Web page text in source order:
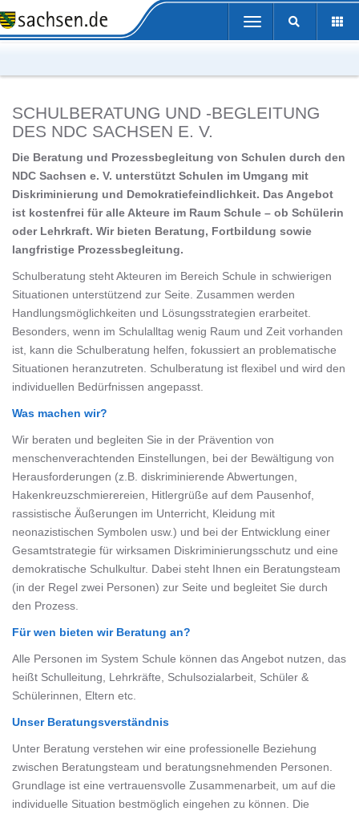
Portalübergreifende
Navigation
Toggle
navigation
SCHULBERATUNG UND -BEGLEITUNG
DES NDC SACHSEN E. V.
Die Beratung und Prozessbegleitung von Schulen durch den
NDC Sachsen e. V. unterstützt Schulen im Umgang mit
Diskriminierung und Demokratiefeindlichkeit. Das Angebot
ist kostenfrei für alle Akteure im Raum Schule – ob Schülerin
oder Lehrkraft. Wir bieten Beratung, Fortbildung sowie
langfristige Prozessbegleitung.
Schulberatung steht Akteuren im Bereich Schule in schwierigen
Situationen unterstützend zur Seite. Zusammen werden
Handlungsmöglichkeiten und Lösungsstrategien erarbeitet.
Besonders, wenn im Schulalltag wenig Raum und Zeit vorhanden
ist, kann die Schulberatung helfen, fokussiert an problematische
Situationen heranzutreten. Schulberatung ist flexibel und wird den
individuellen Bedürfnissen angepasst.
Was machen wir?
Wir beraten und begleiten Sie in der Prävention von
menschenverachtenden Einstellungen, bei der Bewältigung von
Herausforderungen (z.B. diskriminierende Abwertungen,
Hakenkreuzschmierereien, Hitlergrüße auf dem Pausenhof,
rassistische Äußerungen im Unterricht, Kleidung mit
neonazistischen Symbolen usw.) und bei der Entwicklung einer
Gesamtstrategie für wirksamen Diskriminierungsschutz und eine
demokratische Schulkultur. Dabei steht Ihnen ein Beratungsteam
(in der Regel zwei Personen) zur Seite und begleitet Sie durch
den Prozess.
Für wen bieten wir Beratung an?
Alle Personen im System Schule können das Angebot nutzen, das
heißt Schulleitung, Lehrkräfte, Schulsozialarbeit, Schüler &
Schülerinnen, Eltern etc.
Unser Beratungsverständnis
Unter Beratung verstehen wir eine professionelle Beziehung
zwischen Beratungsteam und beratungsnehmenden Personen.
Grundlage ist eine vertrauensvolle Zusammenarbeit, um auf die
individuelle Situation bestmöglich eingehen zu können. Die